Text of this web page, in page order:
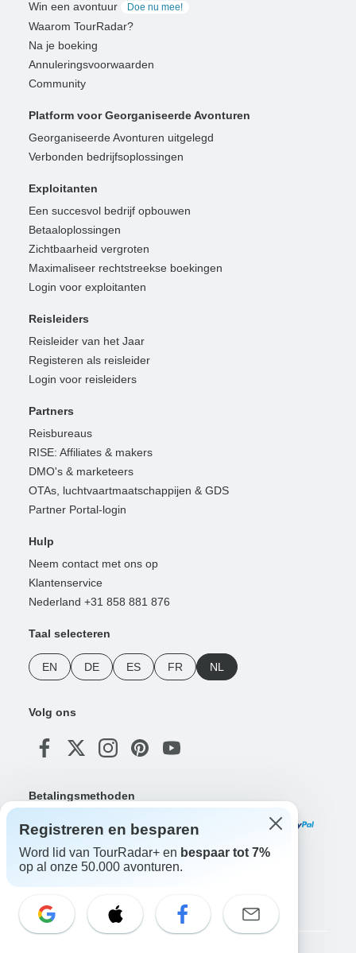
Win een avontuur
Doe nu mee!
Waarom TourRadar?
Na je boeking
Annuleringsvoorwaarden
Community
Platform voor Georganiseerde Avonturen
Georganiseerde Avonturen uitgelegd
Verbonden bedrijfsoplossingen
Exploitanten
Een succesvol bedrijf opbouwen
Betaaloplossingen
Zichtbaarheid vergroten
Maximaliseer rechtstreekse boekingen
Login voor exploitanten
Reisleiders
Reisleider van het Jaar
Registeren als reisleider
Login voor reisleiders
Partners
Reisbureaus
RISE: Affiliates & makers
DMO's & marketeers
OTAs, luchtvaartmaatschappijen & GDS
Partner Portal-login
Hulp
Neem contact met ons op
Klantenservice
Nederland +31 858 881 876
Taal selecteren
EN DE ES FR NL
Volg ons
Betalingsmethoden
Registreren en besparen
Word lid van TourRadar+ en bespaar tot 7%
op al onze 50.000 avonturen.